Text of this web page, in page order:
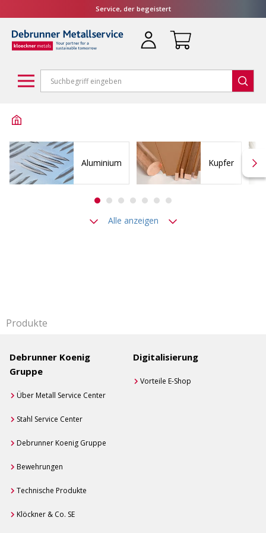
Service, der begeistert
Aluminium Kupfer
Alle anzeigen
Produkte
Debrunner Koenig
Gruppe
Über Metall Service Center
Stahl Service Center
Debrunner Koenig Gruppe
Bewehrungen
Technische Produkte
Klöckner & Co. SE
Digitalisierung
Vorteile E-Shop